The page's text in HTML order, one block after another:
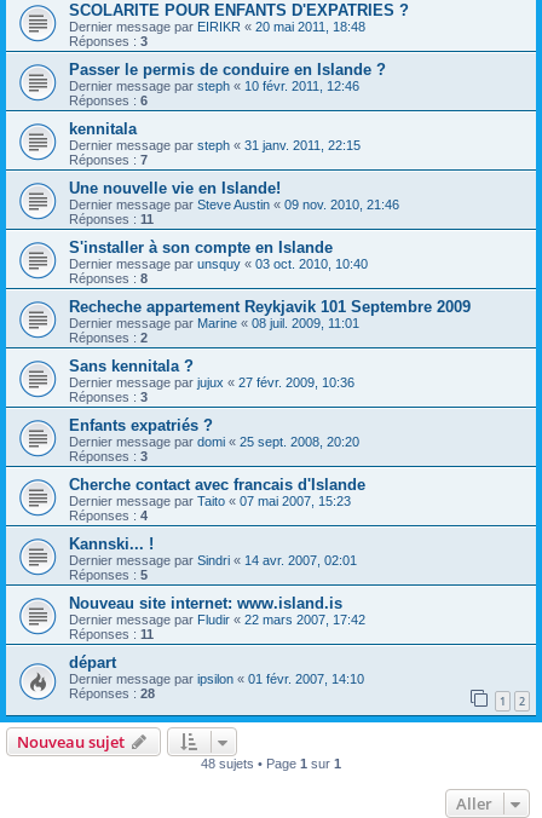
SCOLARITE POUR ENFANTS D'EXPATRIES ?
Dernier message par EIRIKR « 20 mai 2011, 18:48
Réponses : 3
Passer le permis de conduire en Islande ?
Dernier message par steph « 10 févr. 2011, 12:46
Réponses : 6
kennitala
Dernier message par steph « 31 janv. 2011, 22:15
Réponses : 7
Une nouvelle vie en Islande!
Dernier message par Steve Austin « 09 nov. 2010, 21:46
Réponses : 11
S'installer à son compte en Islande
Dernier message par unsquy « 03 oct. 2010, 10:40
Réponses : 8
Recheche appartement Reykjavik 101 Septembre 2009
Dernier message par Marine « 08 juil. 2009, 11:01
Réponses : 2
Sans kennitala ?
Dernier message par jujux « 27 févr. 2009, 10:36
Réponses : 3
Enfants expatriés ?
Dernier message par domi « 25 sept. 2008, 20:20
Réponses : 3
Cherche contact avec francais d'Islande
Dernier message par Taito « 07 mai 2007, 15:23
Réponses : 4
Kannski... !
Dernier message par Sindri « 14 avr. 2007, 02:01
Réponses : 5
Nouveau site internet: www.island.is
Dernier message par Fludir « 22 mars 2007, 17:42
Réponses : 11
départ
Dernier message par ipsilon « 01 févr. 2007, 14:10
Réponses : 28 1 2
Nouveau sujet
48 sujets • Page 1 sur 1
Aller